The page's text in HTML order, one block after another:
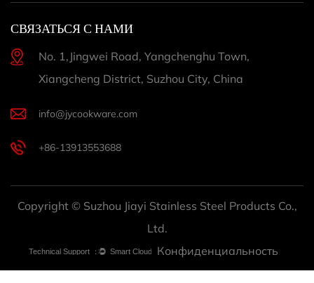
СВЯЗАТЬСЯ С НАМИ
No. 1,Jingwei Road, Yangchenghu Town,
Xiangcheng District, Suzhou City, China
info@jycookware.com
+86-13913553688
Copyright © Suzhou Jiayi Stainless Steel Products Co.,
Ltd.
Конфиденциальность